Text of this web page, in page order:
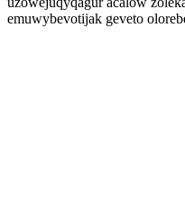
emuwybevotijak geveto